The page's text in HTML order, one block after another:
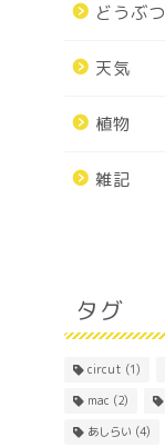
どうぶつ
天気
植物
雑記
タグ
circut (1)
mac (2)
あしらい (4)